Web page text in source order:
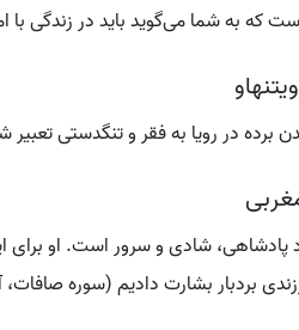
که به شما می‌گوید باید در زندگی با
برده در رویا به فقر و تنگدستی
پادشاهی، شادی و سرور است. او برای
بردبار بشارت دادیم (سوره صافات، آیه